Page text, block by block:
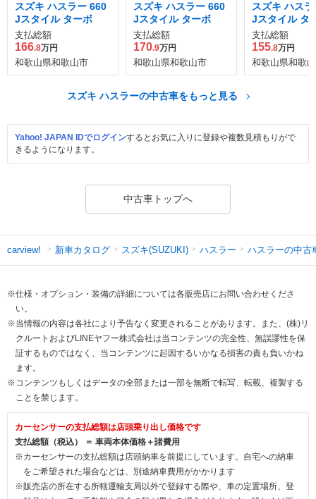
スズキ ハスラー 660
Jスタイル ターボ
支払総額
166.8万円
和歌山県和歌山市
スズキ ハスラー 660
Jスタイル ターボ
支払総額
170.9万円
和歌山県和歌山市
スズキ ハス
Jスタイル タ
支払総額
155.8万円
和歌山県和歌
スズキ ハスラーの中古車をもっと見る
Yahoo! JAPAN IDでログインするとお気に入りに登録や複数見積もりがで
きるようになります。
中古車トップへ
carview! 新車カタログ スズキ(SUZUKI) ハスラー ハスラーの中古
※仕様・オプション・装備の詳細については各販売店にお問い合わせくださ
い。
※当情報の内容は各社により予告なく変更されることがあります。また、(株)リ
クルートおよびLINEヤフー株式会社は当コンテンツの完全性、無誤謬性を保
証するものではなく、当コンテンツに起因するいかなる損害の責も負いかね
ます。
※コンテンツもしくはデータの全部または一部を無断で転写、転載、複製する
ことを禁じます。
カーセンサーの支払総額は店頭乗り出し価格です
支払総額（税込） ＝ 車両本体価格＋諸費用
※カーセンサーの支払総額は店頭納車を前提にしています。自宅への納車
をご希望された場合などは、別途納車費用がかかります
※販売店の所在する所轄運輸支局以外で登録する際や、車の定置場所、登